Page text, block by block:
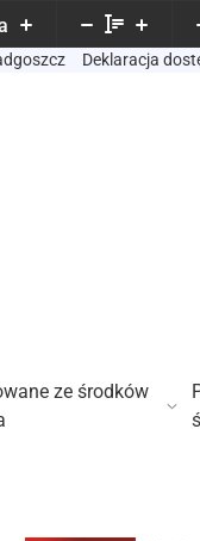
Deklaracja
ze środków